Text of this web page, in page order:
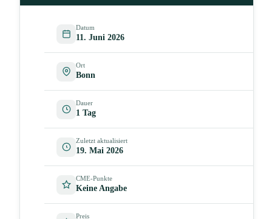
Datum
11. Juni 2026
Ort
Bonn
Dauer
1 Tag
Zuletzt aktualisiert
19. Mai 2026
CME-Punkte
Keine Angabe
Preis